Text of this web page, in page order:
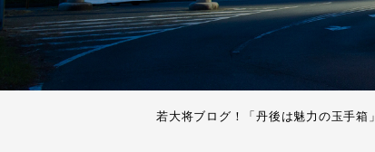
若大将ブログ！「丹後は魅力の玉手箱」